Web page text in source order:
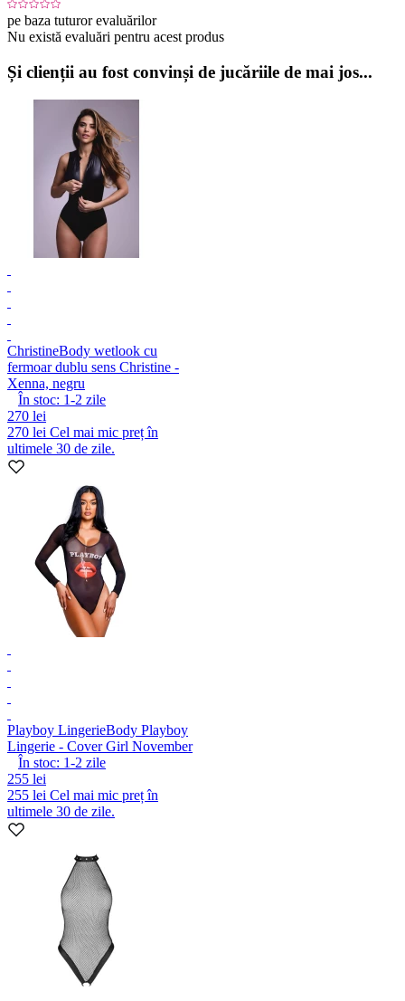
pe baza tuturor evaluărilor
Nu există evaluări pentru acest produs
Și clienții au fost convinși de jucăriile de mai jos...
ChristineBody wetlook cu
fermoar dublu sens Christine -
Xenna, negru
În stoc: 1-2 zile
270 lei
270 lei Cel mai mic preț în
ultimele 30 de zile.
Playboy LingerieBody Playboy
Lingerie - Cover Girl November
În stoc: 1-2 zile
255 lei
255 lei Cel mai mic preț în
ultimele 30 de zile.